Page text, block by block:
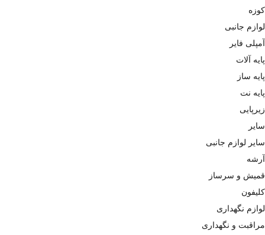
کوزه
لوازم جانبی
آمپلی فایر
پایه آلات
پایه ساز
پایه نت
زیرپایی
سایر
سایر لوازم جانبی
آرشه
قمیش و سرساز
کلیفون
لوازم نگهداری
مراقبت و نگهداری